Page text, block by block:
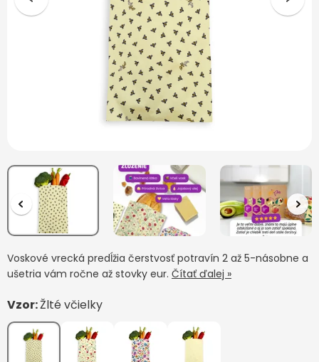
Voskové vrecká predĺžia čerstvosť potravín 2 až 5-násobne a
ušetria vám ročne až stovky eur. Čítať ďalej »
Vzor:Žlté včielky